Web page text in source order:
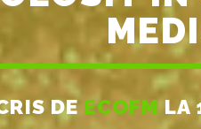
DE ECOFM LA